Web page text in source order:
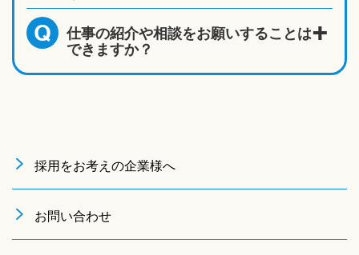
Q 仕事の紹介や相談をお願いすることは
できますか？
採用をお考えの企業様へ
お問い合わせ